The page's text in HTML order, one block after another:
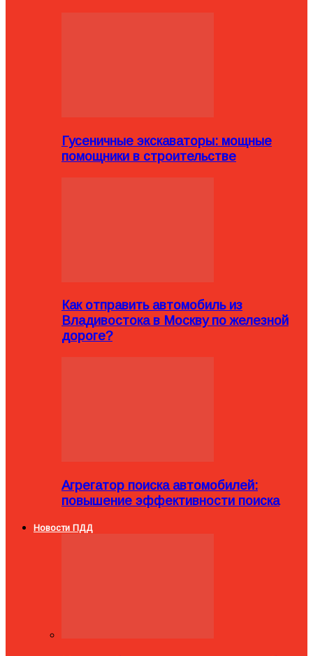
Гусеничные экскаваторы: мощные
помощники в строительстве
Как отправить автомобиль из
Владивостока в Москву по железной
дороге?
Агрегатор поиска автомобилей:
повышение эффективности поиска
Новости ПДД